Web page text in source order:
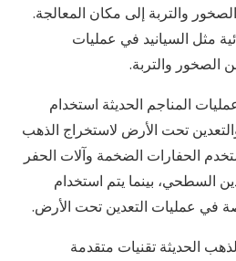
والتربة إلى مكان المعالجة.
مثل السيانيد في عمليات
الصخور والتربة.
المناجم الحديثة استخدام
تحت الأرض لاستخراج الذهب
الحفارات الضخمة وآلات الحفر
السطحي، بينما يتم استخدام
في عمليات التعدين تحت الأرض.
الحديثة تقنيات متقدمة